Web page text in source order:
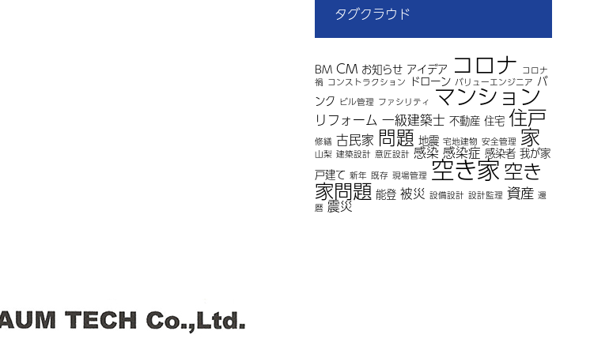
タグクラウド
BM CM お知らせ アイデア コロナ コロナ
禍 コンストラクション ドローン バリューエンジニア バ
ンク ビル管理 ファシリティ マンション
リフォーム 一級建築士 不動産 住宅 住戸
修繕 古民家 問題 地震 宅地建物 安全管理 家
山梨 建築設計 意匠設計 感染 感染症 感染者 我が家
戸建て 新年 既存 現場管理 空き家空き
家問題 能登 被災 設備設計 設計監理 資産 還
暦 震災